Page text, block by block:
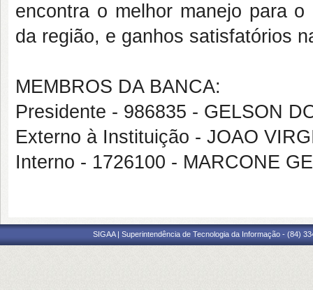
encontra o melhor manejo para
da região, e ganhos satisfatórios
MEMBROS DA BANCA:
Presidente - 986835 - GELSON
Externo à Instituição - JOAO
Interno - 1726100 - MARCONE
SIGAA | Superintendência de Tecnologia da Informação - (84)